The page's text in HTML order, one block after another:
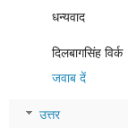
धन्यवाद
दिलबागसिंह विर्क
जवाब दें
उत्तर